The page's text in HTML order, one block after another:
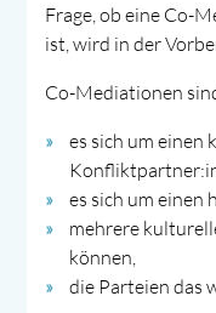
Frage, ob eine Co-
ist, wird in der
Co-Mediationen
es sich um
es sich um einen
mehrere
können,
die Parteien das